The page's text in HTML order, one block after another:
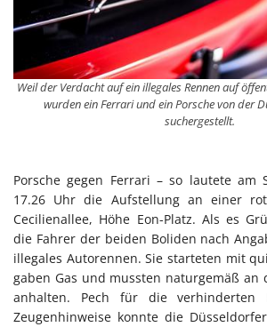
Weil der Verdacht auf ein illegales Rennen auf
wurden ein Ferrari und ein Porsche von der
suchergestellt.
Porsche gegen Ferrari – so lautete am
17.26 Uhr die Aufstellung an einer
Cecilienallee, Höhe Eon-Platz. Als es
die Fahrer der beiden Boliden nach
illegales Autorennen. Sie starteten mit
gaben Gas und mussten naturgemäß an
anhalten. Pech für die verhinderten
Zeugenhinweise konnte die